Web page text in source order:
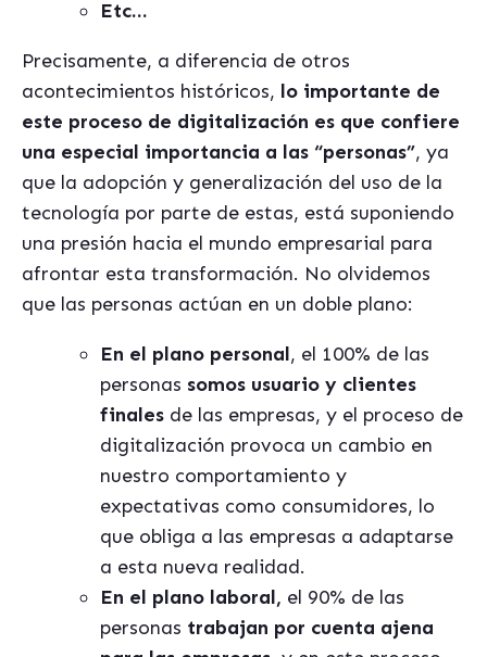
Etc…
Precisamente, a diferencia de otros
acontecimientos históricos, lo importante de
este proceso de digitalización es que confiere
una especial importancia a las “personas”, ya
que la adopción y generalización del uso de la
tecnología por parte de estas, está suponiendo
una presión hacia el mundo empresarial para
afrontar esta transformación. No olvidemos
que las personas actúan en un doble plano:
En el plano personal, el 100% de las
personas somos usuario y clientes
finales de las empresas, y el proceso de
digitalización provoca un cambio en
nuestro comportamiento y
expectativas como consumidores, lo
que obliga a las empresas a adaptarse
a esta nueva realidad.
En el plano laboral, el 90% de las
personas trabajan por cuenta ajena